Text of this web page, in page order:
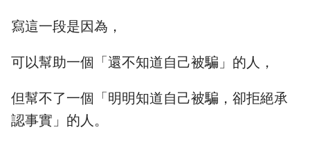
寫這一段是因為，
可以幫助一個「還不知道自己被騙」的人，
但幫不了一個「明明知道自己被騙，卻拒絕承
認事實」的人。